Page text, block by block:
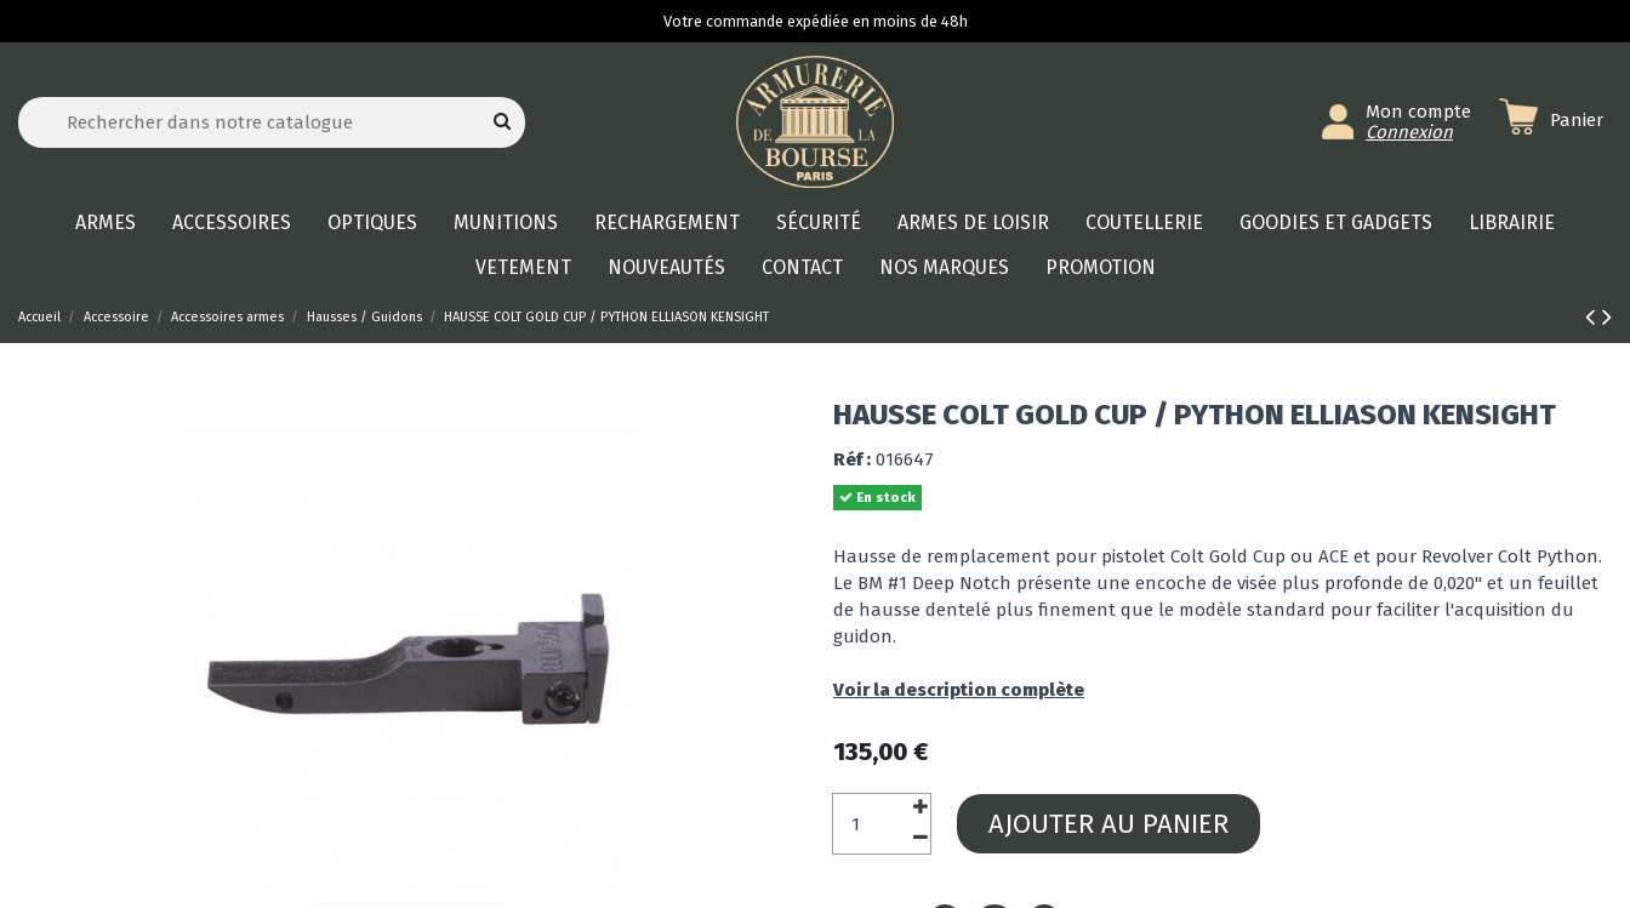
Votre commande expédiée en moins de 48h
Mon compte
Connexion
Panier
ARMES ACCESSOIRES OPTIQUES MUNITIONS RECHARGEMENT SÉCURITÉ ARMES DE LOISIR COUTELLERIE GOODIES ET GADGETS
LIBRAIRIE
VETEMENT
NOUVEAUTÉS CONTACT NOS MARQUES PROMOTION
Accueil Accessoire Accessoires armes Hausses / Guidons HAUSSE COLT GOLD CUP / PYTHON ELLIASON KENSIGHT
HAUSSE COLT GOLD CUP / PYTHON ELLIASON KENSIGHT
Réf : 016647
En stock
Hausse de remplacement pour pistolet Colt Gold Cup ou ACE et pour Revolver Colt Python.
Le BM #1 Deep Notch présente une encoche de visée plus profonde de 0,020" et un feuillet
de hausse dentelé plus finement que le modèle standard pour faciliter l'acquisition du
guidon.
Voir la description complète
135,00 €
AJOUTER AU PANIER